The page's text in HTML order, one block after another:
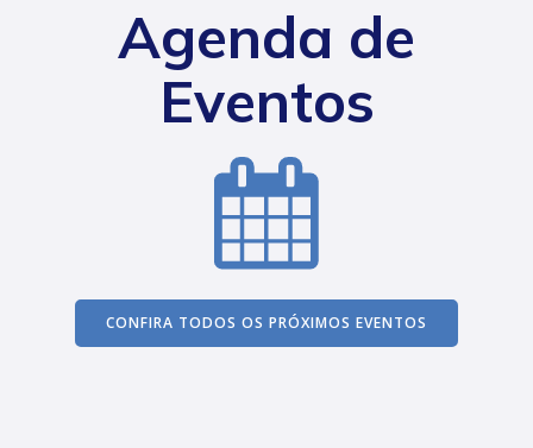
Agenda de
Eventos
CONFIRA TODOS OS PRÓXIMOS EVENTOS